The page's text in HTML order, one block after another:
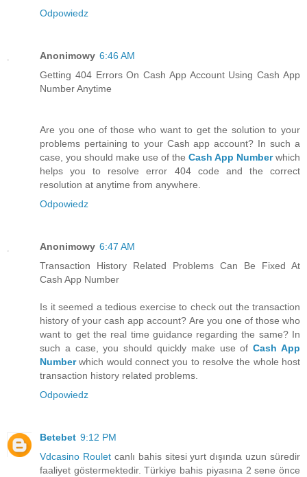
Odpowiedz
Anonimowy 6:46 AM
Getting 404 Errors On Cash App Account Using Cash App
Number Anytime
Are you one of those who want to get the solution to your
problems pertaining to your Cash app account? In such a
case, you should make use of the Cash App Numberwhich
helps you to resolve error 404 code and the correct
resolution at anytime from anywhere.
Odpowiedz
Anonimowy 6:47 AM
Transaction History Related Problems Can Be Fixed At
Cash App Number
Is it seemed a tedious exercise to check out the transaction
history of your cash app account? Are you one of those who
want to get the real time guidance regarding the same? In
such a case, you should quickly make use ofCash App
Numberwhich would connect you to resolve the whole host
transaction history related problems.
Odpowiedz
Betebet 9:12 PM
Vdcasino Rouletcanlı bahis sitesi yurt dışında uzun süredir
faaliyet göstermektedir. Türkiye bahis piyasına 2 sene önce